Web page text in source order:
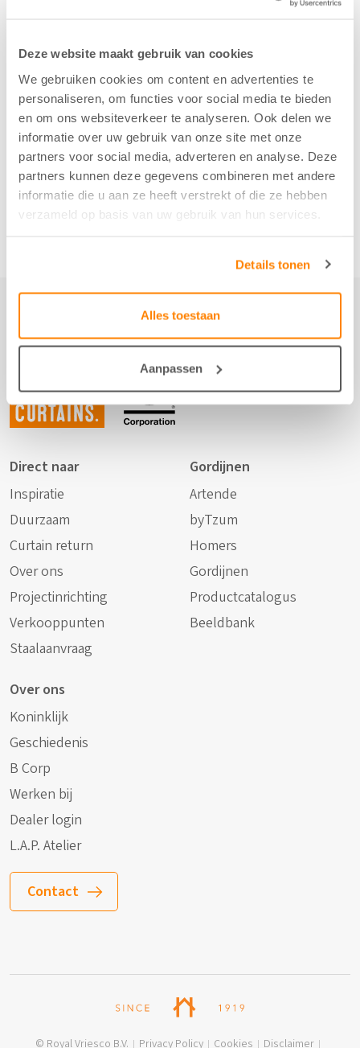
Deze website maakt gebruik van cookies
We gebruiken cookies om content en advertenties te
personaliseren, om functies voor social media te bieden
en om ons websiteverkeer te analyseren. Ook delen we
informatie over uw gebruik van onze site met onze
partners voor social media, adverteren en analyse. Deze
partners kunnen deze gegevens combineren met andere
informatie die u aan ze heeft verstrekt of die ze hebben
verzameld op basis van uw gebruik van hun services.
Details tonen
Alles toestaan
Aanpassen
Not just
curtains.
Direct naar
Inspiratie
Duurzaam
Curtain return
Over ons
Projectinrichting
Verkooppunten
Staalaanvraag
Gordijnen
Artende
byTzum
Homers
Gordijnen
Productcatalogus
Beeldbank
Over ons
Koninklijk
Geschiedenis
B Corp
Werken bij
Dealer login
L.A.P. Atelier
Contact
© Royal Vriesco B.V. Privacy Policy Cookies Disclaimer